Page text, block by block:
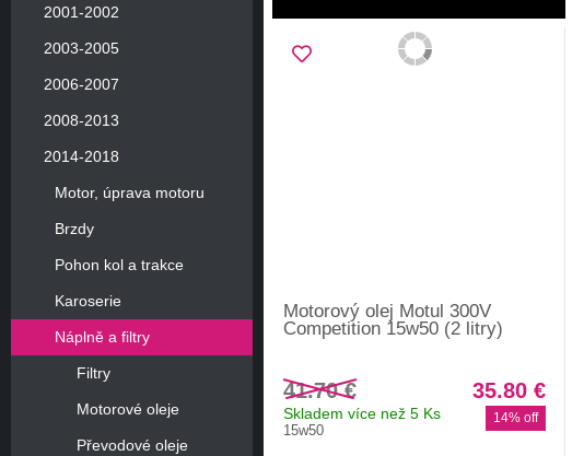
2001-2002
2003-2005
2006-2007
2008-2013
2014-2018
Motor, úprava motoru
Brzdy
Pohon kol a trakce
Karoserie
Náplně a filtry
Filtry
Motorové oleje
Převodové oleje
Motorový olej Motul 300V
Competition 15w50 (2 litry)
41.70 € 35.80 €
14% off
Skladem více než 5 Ks
15w50